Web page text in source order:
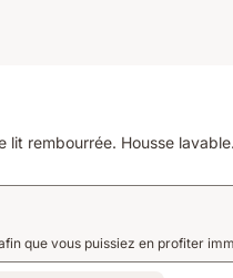
rembourrée. Housse
que vous puissiez en profiter